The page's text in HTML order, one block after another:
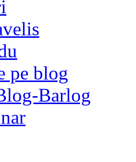
pe blog
Barlog